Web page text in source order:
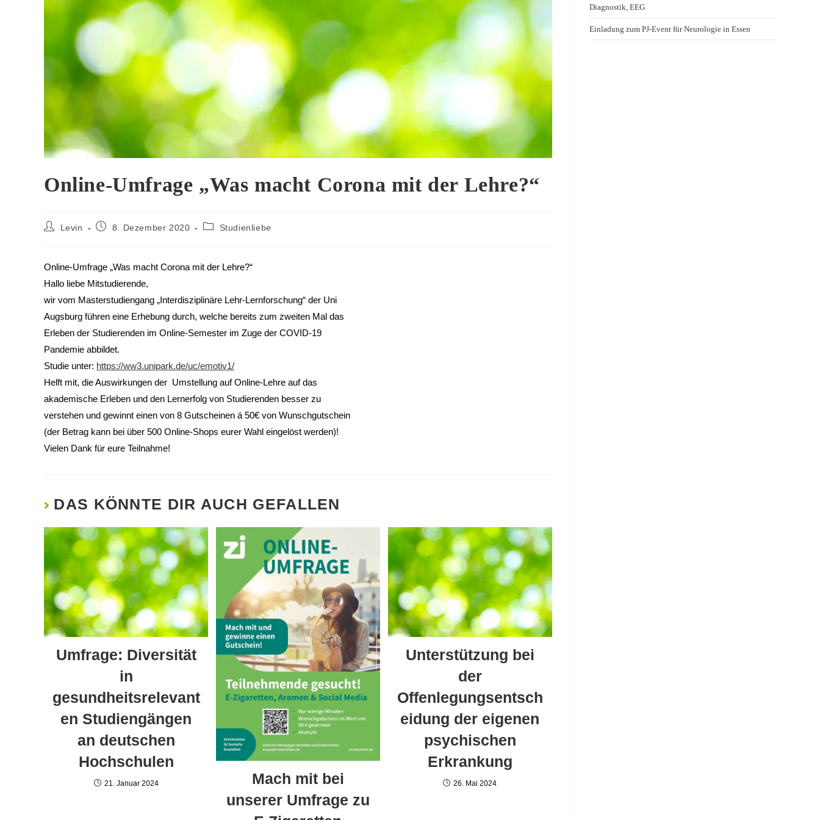
Online-Umfrage „Was macht Corona mit der Lehre?“
Levin 8. Dezember 2020 Studienliebe
Online-Umfrage „Was macht Corona mit der Lehre?“
Hallo liebe Mitstudierende,
wir vom Masterstudiengang „Interdisziplinäre Lehr-Lernforschung“ der Uni
Augsburg führen eine Erhebung durch, welche bereits zum zweiten Mal das
Erleben der Studierenden im Online-Semester im Zuge der COVID-19
Pandemie abbildet.
Studie unter: https://ww3.unipark.de/uc/emotiv1/
Helft mit, die Auswirkungen der Umstellung auf Online-Lehre auf das
akademische Erleben und den Lernerfolg von Studierenden besser zu
verstehen und gewinnt einen von 8 Gutscheinen á 50€ von Wunschgutschein
(der Betrag kann bei über 500 Online-Shops eurer Wahl eingelöst werden)!
Vielen Dank für eure Teilnahme!
DAS KÖNNTE DIR AUCH GEFALLEN
Umfrage: Diversität
in
gesundheitsrelevant
en Studiengängen
an deutschen
Hochschulen
21. Januar 2024
Mach mit bei
unserer Umfrage zu
Unterstützung bei
der
Offenlegungsentsch
eidung der eigenen
psychischen
Erkrankung
26. Mai 2024
Diagnostik, EEG
Einladung zum PJ-Event für Neurologie in Essen